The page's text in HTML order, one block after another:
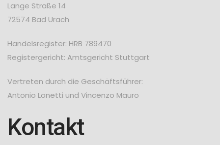
Lange Straße 14
72574 Bad Urach
Handelsregister: HRB 789470
Registergericht: Amtsgericht Stuttgart
Vertreten durch die Geschäftsführer:
Antonio Lonetti und Vincenzo Mauro
Kontakt